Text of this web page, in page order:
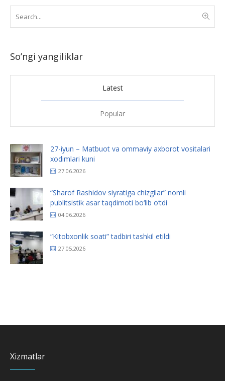
So’ngi yangiliklar
Latest
Popular
27-iyun – Matbuot va ommaviy axborot vositalari
xodimlari kuni
27.06.2026
“Sharof Rashidov siyratiga chizgilar” nomli
publitsistik asar taqdimoti bo‘lib o‘tdi
04.06.2026
“Kitobxonlik soati” tadbiri tashkil etildi
27.05.2026
Xizmatlar